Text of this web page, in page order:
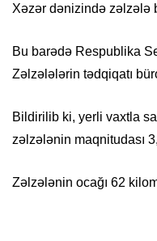
Xəzər dənizində zəlzələ
Bu barədə Respublika
Zəlzələlərin tədqiqatı
Bildirilib ki, yerli vaxtla
zəlzələnin maqnitudası
Zəlzələnin ocağı 62